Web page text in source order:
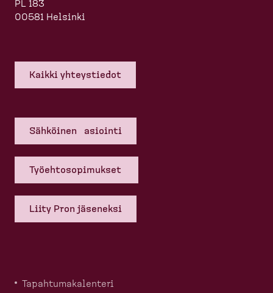
PL 183
00581 Helsinki
Kaikki yhteys­tiedot
Sähköinen asiointi
Työehto­so­pi­mukset
Liity Pron jäseneksi
Tapahtu­ma­ka­lenteri